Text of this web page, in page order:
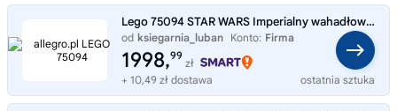
Lego 75094 STAR WARS Imperialny wahadłowiec Tydiri
od ksiegarnia_luban Konto: Firma
1998,99
zł
+ 10,49 zł dostawa
ostatnia sztuka